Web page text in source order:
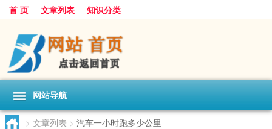
首 页 文章列表 知识分类
网站导航
> 文章列表 > 汽车一小时跑多少公里